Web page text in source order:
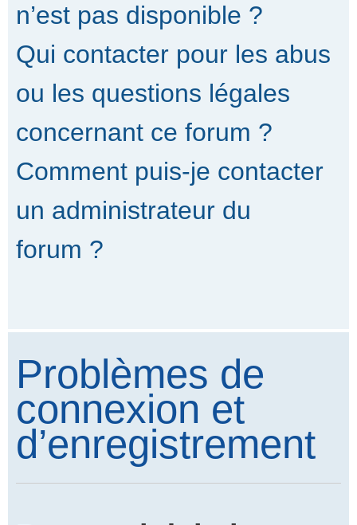
n’est pas disponible ?
Qui contacter pour les abus
ou les questions légales
concernant ce forum ?
Comment puis-je contacter
un administrateur du
forum ?
Problèmes de
connexion et
d’enregistrement